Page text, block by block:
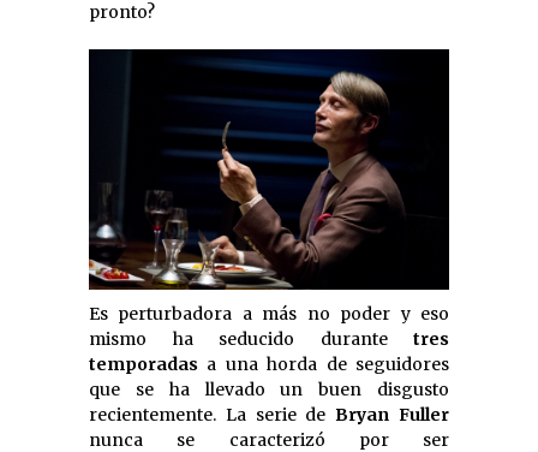
pronto?
Es perturbadora a más no poder y eso
mismo ha seducido durante tres
temporadas a una horda de seguidores
que se ha llevado un buen disgusto
recientemente. La serie de Bryan Fuller
nunca se caracterizó por ser